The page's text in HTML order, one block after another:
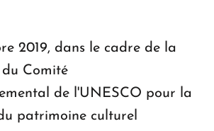
Hyatt Regency d'Arménie
2019, dans le cadre de la
du Comité
de l'UNESCO pour la
patrimoine culturel